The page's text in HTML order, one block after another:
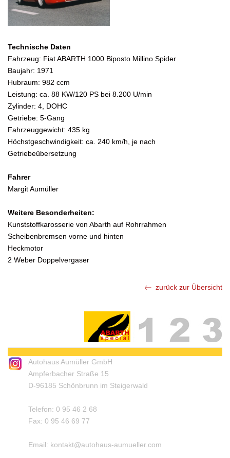
Technische Daten
Fahrzeug: Fiat ABARTH 1000 Biposto Millino Spider
Baujahr: 1971
Hubraum: 982 ccm
Leistung: ca. 88 KW/120 PS bei 8.200 U/min
Zylinder: 4, DOHC
Getriebe: 5-Gang
Fahrzeuggewicht: 435 kg
Höchstgeschwindigkeit: ca. 240 km/h, je nach
Getriebeübersetzung
Fahrer
Margit Aumüller
Weitere Besonderheiten:
Kunststoffkarosserie von Abarth auf Rohrrahmen
Scheibenbremsen vorne und hinten
Heckmotor
2 Weber Doppelvergaser
zurück zur Übersicht
Autohaus Aumüller GmbH
Ampferbacher Straße 15
D-96185 Schönbrunn im Steigerwald
Telefon: 0 95 46 2 68
Fax: 0 95 46 69 77
Email: kontakt@autohaus-aumueller.com